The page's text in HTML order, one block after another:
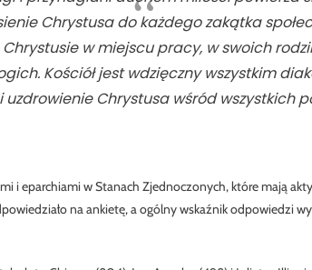
Chrystusa do każdego zakątka
w miejscu pracy, w swoich
Kościół jest wdzięczny wszystkim
uzdrowienie Chrystusa wśród wszystkich
i eparchiami w Stanach Zjednoczonych, które mają
na ankietę, a ogólny wskaźnik odpowiedzi